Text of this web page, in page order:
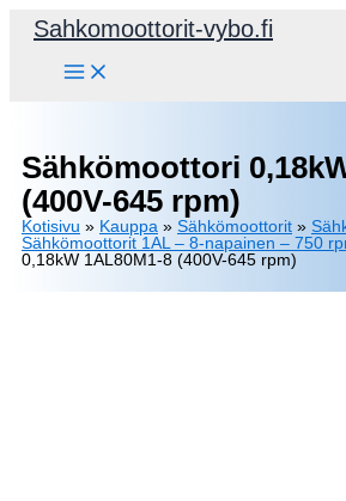
Siirry
Sahkomoottorit-vybo.fi
Sähkömoottori
(400V-645 rpm)
Kotisivu » Kauppa » Sähkömoottorit »
Sähkömoottorit 1AL – 8-napainen – 750
0,18kW 1AL80M1-8 (400V-645 rpm)